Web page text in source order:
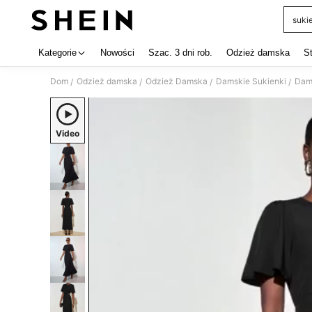
Kategorie Nowości Szac. 3 dni rob. Odzież damska
Dom / Odzież damska / Odzież Damska / Damskie Sukienki /
Video